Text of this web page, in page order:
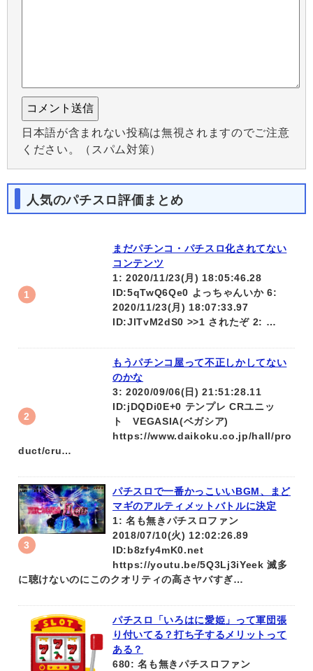
日本語が含まれない投稿は無視されますのでご注意
ください。（スパム対策）
人気のパチスロ評価まとめ
まだパチンコ・パチスロ化されてない
コンテンツ
1: 2020/11/23(月) 18:05:46.28
ID:5qTwQ6Qe0 よっちゃんいか 6:
2020/11/23(月) 18:07:33.97
ID:JlTvM2dS0 >>1 されたぞ 2: …
もうパチンコ屋って不正しかしてない
のかな
3: 2020/09/06(日) 21:51:28.11
ID:jDQDi0E+0 テンプレ CRユニッ
ト VEGASIA(ベガシア)
https://www.daikoku.co.jp/hall/pro
duct/cru…
パチスロで一番かっこいいBGM、まど
マギのアルティメットバトルに決定
1: 名も無きパチスロファン
2018/07/10(火) 12:02:26.89
ID:b8zfy4mK0.net
https://youtu.be/5Q3Lj3iYeek 滅多
に聴けないのにこのクオリティの高さヤバすぎ…
パチスロ「いろはに愛姫」って軍団張
り付いてる？打ち子するメリットって
ある？
680: 名も無きパチスロファン